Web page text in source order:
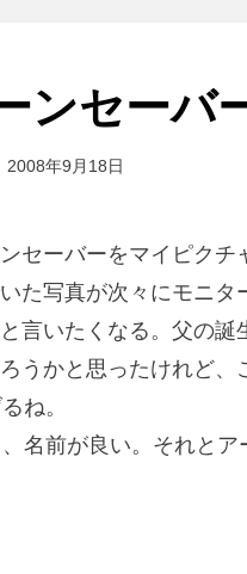
ンセーバ
投稿者wad
2008年9月18日
セーバーをマイピクチ
た写真が次々にモニタ
言いたくなる。父の誕
うかと思ったけれど、
ね。
前が良い。それとア